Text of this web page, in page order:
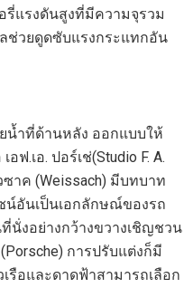
รี่แรงดันสูงที่มีความจุรวม
ช่วยดูดซับแรงกระแทกอัน
น้ำที่ด้านหลัง ออกแบบให้
อฟ.เอ. ปอร์เช่(Studio F. A.
ซาค (Weissach) มีบทบาท
อันเป็นเอกลักษณ์ของรถ
นั่งอย่างกว้างขวางเชิญชวน
(Porsche) การปรับแต่งก็มี
เรือและดาดฟ้าสามารถเลือก